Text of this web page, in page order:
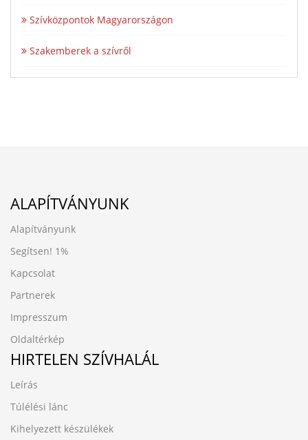
Szívközpontok Magyarországon
Szakemberek a szívről
ALAPÍTVÁNYUNK
Alapítványunk
Segítsen! 1%
Kapcsolat
Partnerek
Impresszum
Oldaltérkép
HIRTELEN SZÍVHALÁL
Leírás
Túlélési lánc
Kihelyezett készülékek